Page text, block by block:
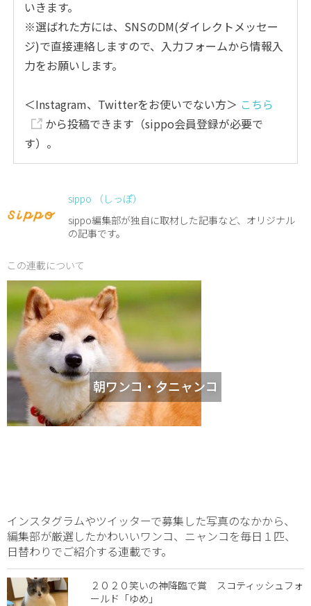
いきます。
※選ばれた方には、SNSのDM(ダイレクトメッセー
ジ)で直接連絡しますので、入力フォームから情報入
力をお願いします。
＜Instagram、Twitterをお使いでない方＞ こちら
から投稿できます（sippo会員登録が必要で
す）。
sippo （しっぽ）
sippo編集部が独自に取材した記事など、オリジナル
の記事です。
この連載について
朝ワンコ・夕ニャンコ
インスタグラムやツイッターで募集した写真のなかから、
編集部が厳選したかわいいワンコ、ニャンコを毎日１匹、
日替わりでご紹介する連載です。
２０２０笑いの神降臨で賞 スコティッシュフォ
ールド「ゆめ」